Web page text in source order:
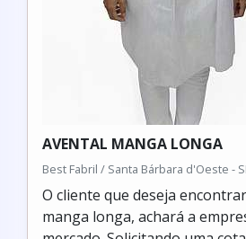
AVENTAL MANGA LONGA
Best Fabril / Santa Bárbara d'Oeste -
O cliente que deseja
manga longa, achará a